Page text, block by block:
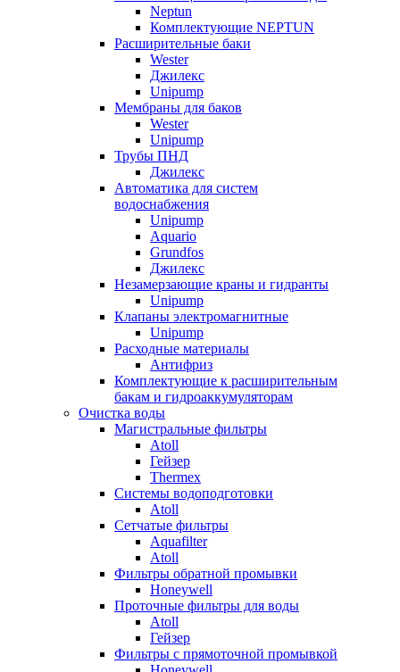
Neptun
Комплектующие NEPTUN
Расширительные баки
Wester
Джилекс
Unipump
Мембраны для баков
Wester
Unipump
Трубы ПНД
Джилекс
Автоматика для систем
водоснабжения
Unipump
Aquario
Grundfos
Джилекс
Незамерзающие краны и гидранты
Unipump
Клапаны электромагнитные
Unipump
Расходные материалы
Антифриз
Комплектующие к расширительным
бакам и гидроаккумуляторам
Очистка воды
Магистральные фильтры
Atoll
Гейзер
Thermex
Системы водоподготовки
Atoll
Сетчатые фильтры
Aquafilter
Atoll
Фильтры обратной промывки
Honeywell
Проточные фильтры для воды
Atoll
Гейзер
Фильтры с прямоточной промывкой